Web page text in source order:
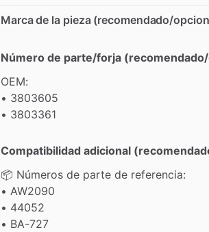
Marca de la pieza (recomendado/
Número de parte/forja
OEM:
• 3803605
• 3803361
Compatibilidad adicional
📦 Números de parte de referencia:
• AW2090
• 44052
• BA-727